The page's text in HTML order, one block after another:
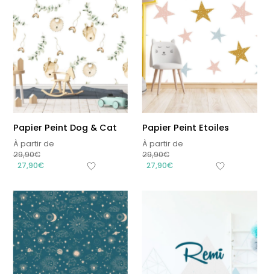
Papier Peint Dog & Cat
À partir de
29,90€
27,90€
Papier Peint Etoiles
À partir de
29,90€
27,90€